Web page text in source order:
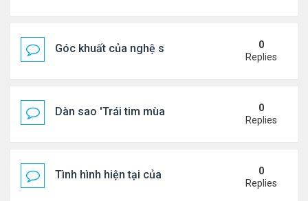
Góc khuất của nghệ sĩ Hoài Tâm
0
Replies
Dàn sao 'Trái tim mùa thu' sau 26 năm
0
Replies
Tình hình hiện tại của Quang Lê
0
Replies